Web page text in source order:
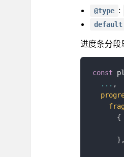
@type :
default
进度条分段
const
... ,
{
} ,